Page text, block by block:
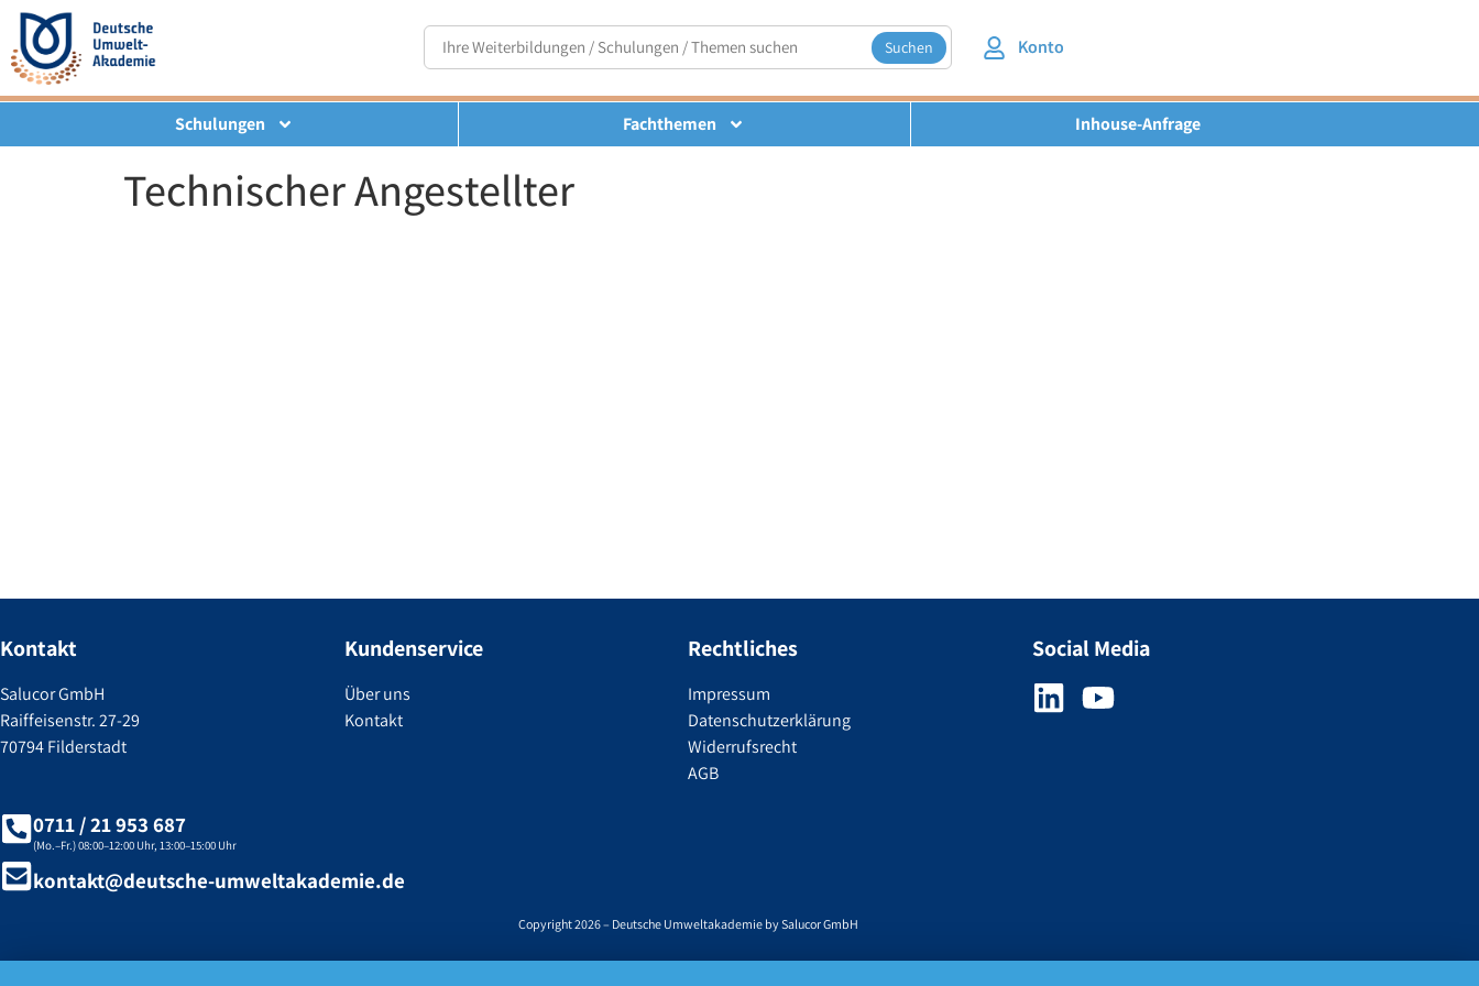
Suchen Konto
Schulungen Fachthemen Inhouse-Anfrage
Technischer Angestellter
Kontakt
Salucor GmbH
Raiffeisenstr. 27-29
70794 Filderstadt
Kundenservice
Über uns
Kontakt
Rechtliches
Impressum
Datenschutzerklärung
Widerrufsrecht
AGB
Social Media
0711 / 21 953 687
(Mo.–Fr.) 08:00–12:00 Uhr, 13:00–15:00 Uhr
kontakt@deutsche-umweltakademie.de
Copyright 2026 – Deutsche Umweltakademie by Salucor GmbH